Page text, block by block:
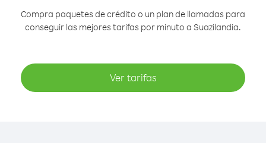
Compra paquetes de crédito o un plan de llamadas para
conseguir las mejores tarifas por minuto a Suazilandia.
Ver tarifas